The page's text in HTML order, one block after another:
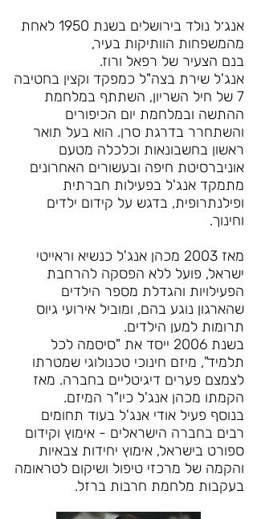
אנג׳ל נולד בירושלים בשנת 1950 לאחת
מהמשפחות הוותיקות בעיר,
בנם הצעיר של רפאל ורוז.
אנג'ל שירת בצה"ל כמפקד וקצין בחטיבה
7 של חיל השריון, השתתף במלחמת
ההתשה ובמלחמת יום הכיפורים
והשתחרר בדרגת סרן. הוא בעל תואר
ראשון בחשבונאות וכלכלה מטעם
אוניברסיטת חיפה ו​בעשורים האחרונים
מתמקד אנג'ל בפעילות חברתית
ופילנתרופית, בדגש על קידום ילדים
וחינוך.
מאז 2003 מכהן אנג'ל כנשיא וראייטי
ישראל, פועל ללא הפסקה להרחבת
הפעילויות והגדלת מספר הילדים
שהארגון נוגע בהם, ומוביל אירועי גיוס
תרומות למען הילדים.
​בשנת 2006 ייסד את "סיסמה לכל
תלמיד", מיזם חינוכי טכנולוגי שמטרתו
לצמצם פערים דיגיטליים בחברה. מאז
הקמתו מכהן אנג'ל כיו"ר המיזם.
בנוסף פעיל אודי אנג'ל בעוד תחומים
רבים בחברה הישראלים - אימוץ וקידום
ספורט בישראל, אימוץ יחידות צבאיות
והקמה של מרכזי טיפול ושיקום לטראומה
בעקבות מלחמת חרבות ברזל.